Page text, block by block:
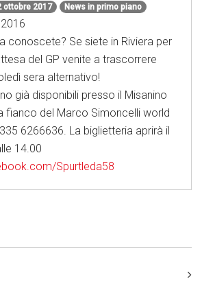
ottobre 2017 News in primo piano
conoscete? Se siete in Riviera per
del GP venite a trascorrere
sera alternativo!
già disponibili presso il Misanino
fianco del Marco Simoncelli world
6266636. La biglietteria aprirà il
14.00
Spurtleda58